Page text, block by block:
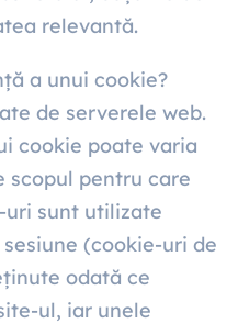
relevantă.
a unui cookie?
de serverele web.
cookie poate varia
scopul pentru care
uri sunt utilizate
(cookie-uri de
odată ce
ul, iar unele